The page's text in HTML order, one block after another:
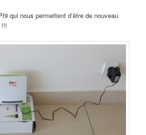
qui nous permettent d’être de nouveau
!!!